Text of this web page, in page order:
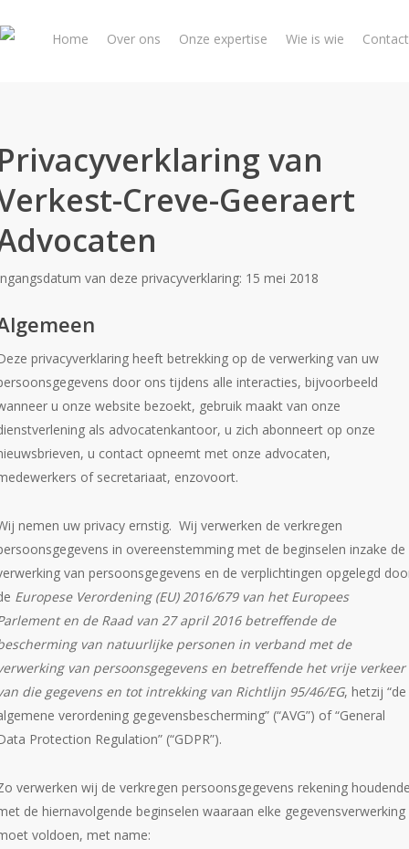
to
Home Over ons Onze expertise Wie is wie Contact
van
Creve-Geeraert
van deze privacyverklaring: 15 mei 2018
privacyverklaring heeft betrekking op de verwerking van uw
door ons tijdens alle interacties, bijvoorbeeld
u onze website bezoekt, gebruik maakt van onze
als advocatenkantoor, u zich abonneert op onze
u contact opneemt met onze advocaten,
of secretariaat, enzovoort.
nemen uw privacy ernstig. Wij verwerken de verkregen
in overeenstemming met de beginselen inzake de
van persoonsgegevens en de verplichtingen opgelegd
Europese Verordening (EU) 2016/679 van het Europees
en de Raad van 27 april 2016 betreffende de
van natuurlijke personen in verband met de
van persoonsgegevens en betreffende het vrije verkeer
die gegevens en tot intrekking van Richtlijn 95/46/EG, hetzij “de
verordening gegevensbescherming” (“AVG”) of “General
Protection Regulation” (“GDPR”).
verwerken wij de verkregen persoonsgegevens rekening
de hiernavolgende beginselen waaraan elke gegevensverwerking
voldoen, met name: